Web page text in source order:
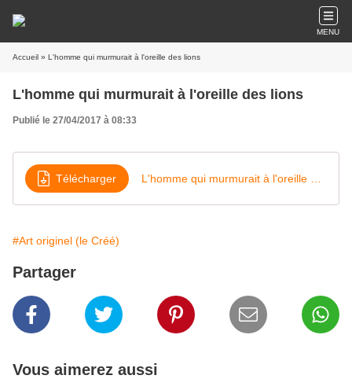
MENU
Accueil » L'homme qui murmurait à l'oreille des lions
L'homme qui murmurait à l'oreille des lions
Publié le 27/04/2017 à 08:33
Télécharger
#Art originel (le Créé)
Partager
Vous aimerez aussi